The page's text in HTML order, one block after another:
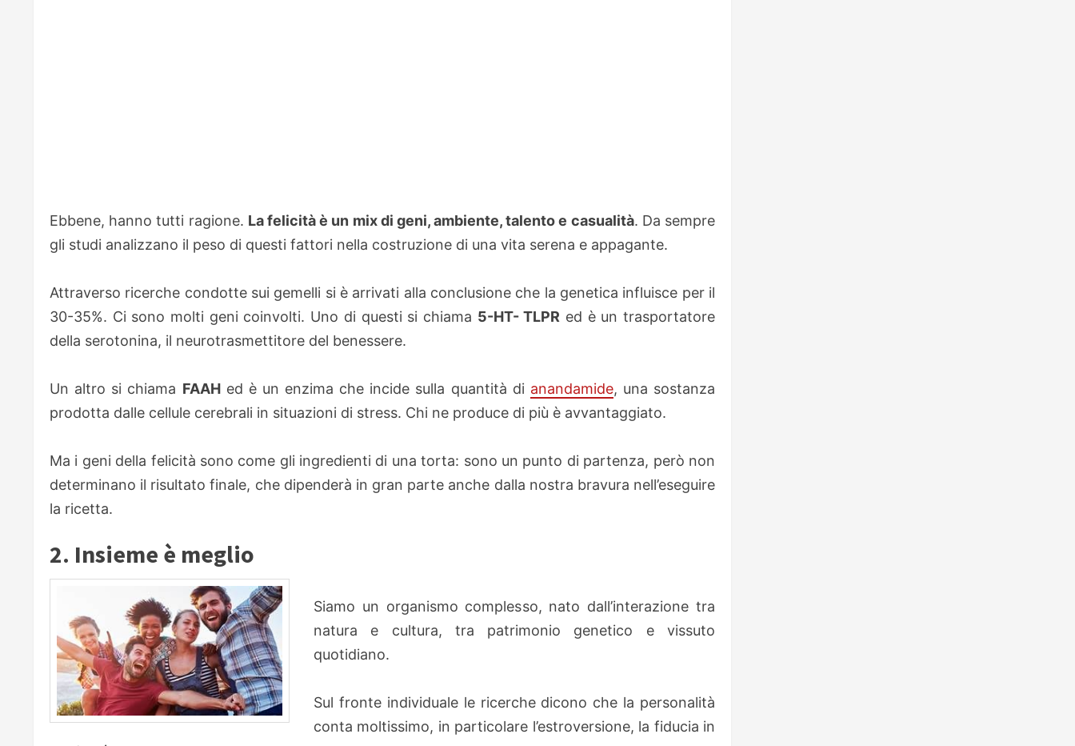
Ebbene, hanno tutti ragione. La felicità è un mix di geni, ambiente, talento e casualità. Da sempre
gli studi analizzano il peso di questi fattori nella costruzione di una vita serena e appagante.
Attraverso ricerche condotte sui gemelli si è arrivati alla conclusione che la genetica influisce per il
30-35%. Ci sono molti geni coinvolti. Uno di questi si chiama 5-HT- TLPR ed è un trasportatore
della serotonina, il neurotrasmettitore del benessere.
Un altro si chiama FAAHed è un enzima che incide sulla quantità di anandamide, una sostanza
prodotta dalle cellule cerebrali in situazioni di stress. Chi ne produce di più è avvantaggiato.
Ma i geni della felicità sono come gli ingredienti di una torta: sono un punto di partenza, però non
determinano il risultato finale, che dipenderà in gran parte anche dalla nostra bravura nell’eseguire
la ricetta.
2. Insieme è meglio
Siamo un organismo complesso, nato dall’interazione tra
natura e cultura, tra patrimonio genetico e vissuto
quotidiano.
Sul fronte individuale le ricerche dicono che la personalità
conta moltissimo, in particolare l’estroversione, la fiducia in